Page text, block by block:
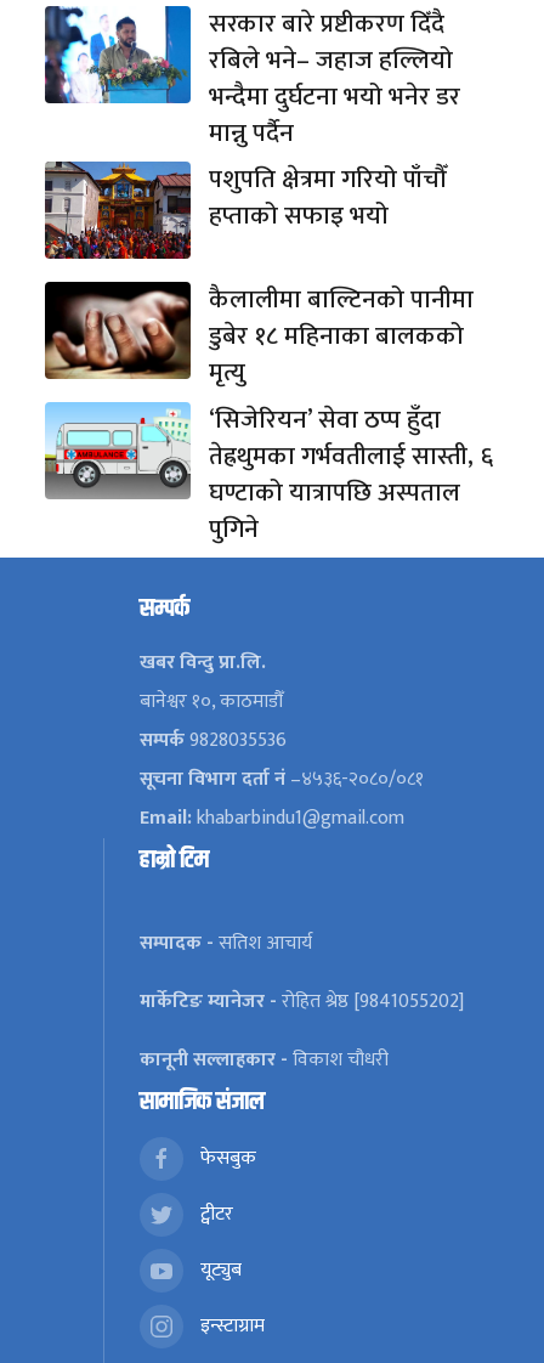
सरकार बारे प्रष्टीकरण दिँदै
रबिले भने– जहाज हल्लियो
भन्दैमा दुर्घटना भयो भनेर डर
मान्नु पर्दैन
पशुपति क्षेत्रमा गरियो पाँचौँ
हप्ताको सफाइ भयो
कैलालीमा बाल्टिनको पानीमा
डुबेर १८ महिनाका बालकको
मृत्यु
‘सिजेरियन’ सेवा ठप्प हुँदा
तेह्रथुमका गर्भवतीलाई सास्ती, ६
घण्टाको यात्रापछि अस्पताल
पुगिने
सम्पर्क
खबर विन्दु प्रा.लि.
बानेश्वर १०, काठमाडौँ
सम्पर्क9828035536
सूचना विभाग दर्ता नं–४५३६-२०८०/०८१
Email:khabarbindu1@gmail.com
हाम्रो टिम
सम्पादक -सतिश आचार्य
मार्केटिङ म्यानेजर -रोहित श्रेष्ठ [9841055202]
कानूनी सल्लाहकार -विकाश चौधरी
सामाजिक संजाल
फेसबुक
ट्वीटर
यूट्युब
इन्स्टाग्राम